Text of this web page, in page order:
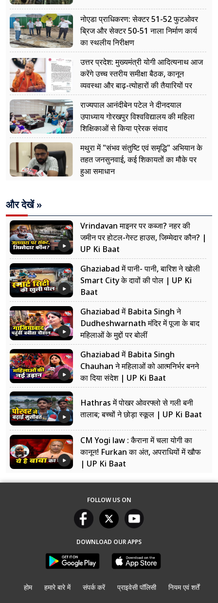
नोएडा प्राधिकरण: सेक्टर 51-52 फुटओवर
ब्रिज और सेक्टर 50-51 नाला निर्माण कार्य
का स्थलीय निरीक्षण
उत्तर प्रदेश: मुख्यमंत्री योगी आदित्यनाथ आज
करेंगे उच्च स्तरीय समीक्षा बैठक, कानून
व्यवस्था और बाढ़-त्योहारों की तैयारियों पर
नजर
राज्यपाल आनंदीबेन पटेल ने दीनदयाल
उपाध्याय गोरखपुर विश्वविद्यालय की महिला
शिक्षिकाओं से किया प्रेरक संवाद
मथुरा में "संभव संतुष्टि एवं समृद्धि" अभियान के
तहत जनसुनवाई, कई शिकायतों का मौके पर
हुआ समाधान
और देखें »
Vrindavan माइनर पर कब्जा? नहर की
जमीन पर होटल-गेस्ट हाउस, जिम्मेदार कौन? |
UP Ki Baat
Ghaziabad में पानी- पानी, बारिश ने खोली
Smart City के दावों की पोल | UP Ki
Baat
Ghaziabad में Babita Singh ने
Dudheshwarnath मंदिर में पूजा के बाद
महिलाओं के मुद्दों पर बोलीं
Ghaziabad में Babita Singh
Chauhan ने महिलाओं को आत्मनिर्भर बनने
का दिया संदेश | UP Ki Baat
Hathras में पोखर ओवरफ्लो से गली बनी
तालाब; बच्चों ने छोड़ा स्कूल | UP Ki Baat
CM Yogi law : कैराना में चला योगी का
कानून! Furkan का अंत, अपराधियों में खौफ
| UP Ki Baat
FOLLOW US ON
DOWNLOAD OUR APPS
होम हमारे बारे में संपर्क करें प्राइवेसी पॉलिसी नियम एवं शर्तें